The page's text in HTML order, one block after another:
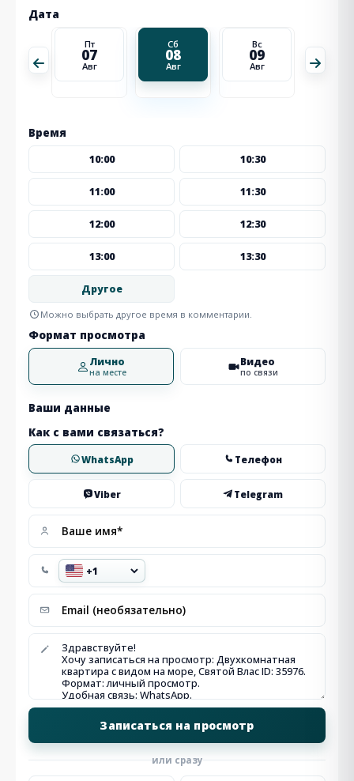
Дата
Пт
07
Авг
Сб
08
Авг
Вс
09
Авг
Время
10:00 10:30
11:00 11:30
12:00 12:30
13:00 13:30
Другое
Можно выбрать другое время в комментарии.
Формат просмотра
Лично
на месте
Видео
по связи
Ваши данные
Как с вами связаться?
WhatsApp Телефон
Viber Telegram
или сразу